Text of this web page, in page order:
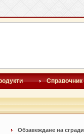
Справочник
Обзавеждане на сгради